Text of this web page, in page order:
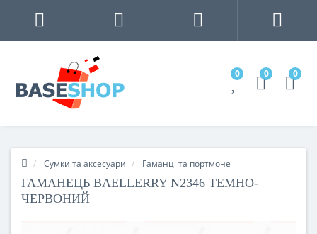
0 0 0
Сумки та аксесуари Гаманці та портмоне
ГАМАНЕЦЬ BAELLERRY N2346 ТЕМНО-
ЧЕРВОНИЙ